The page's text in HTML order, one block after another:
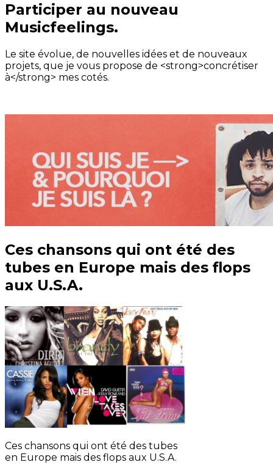
Participer au nouveau
Musicfeelings.
Le site évolue, de nouvelles idées et de nouveaux
projets, que je vous propose de <strong>concrétiser
à</strong> mes cotés.
Ces chansons qui ont été des
tubes en Europe mais des flops
aux U.S.A.
Ces chansons qui ont été des tubes
en Europe mais des flops aux U.S.A.